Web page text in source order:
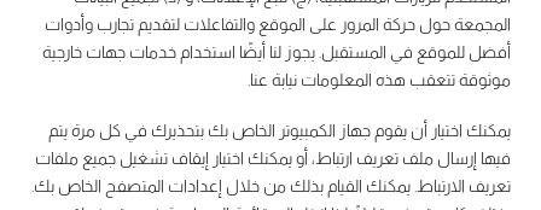
المجمعة حول حركة المرور على الموقع والتفاعلات لتقديم تجارب وأدوات
أفضل للموقع في المستقبل. يجوز لنا أيضًا استخدام خدمات جهات خارجية
موثوقة تتعقب هذه المعلومات نيابة عنا.
يمكنك اختيار أن يقوم جهاز الكمبيوتر الخاص بك بتحذيرك في كل مرة يتم
فيها إرسال ملف تعريف ارتباط، أو يمكنك اختيار إيقاف تشغيل جميع ملفات
تعريف الارتباط. يمكنك القيام بذلك من خلال إعدادات المتصفح الخاص بك.